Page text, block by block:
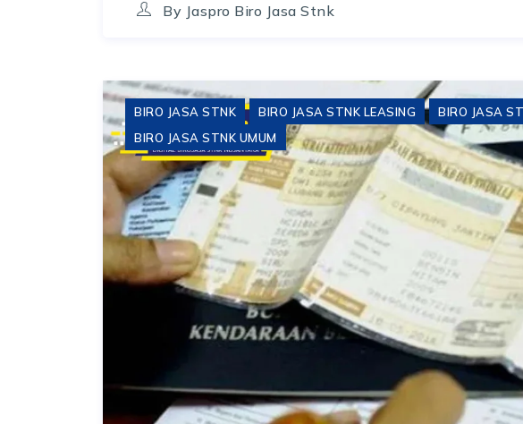
By Jaspro Biro Jasa Stnk
BIRO JASA STNK BIRO JASA STNK LEASING
BIRO JASA
BIRO JASA STNK UMUM